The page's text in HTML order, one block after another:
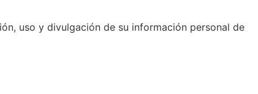
uso y divulgación de su información personal de